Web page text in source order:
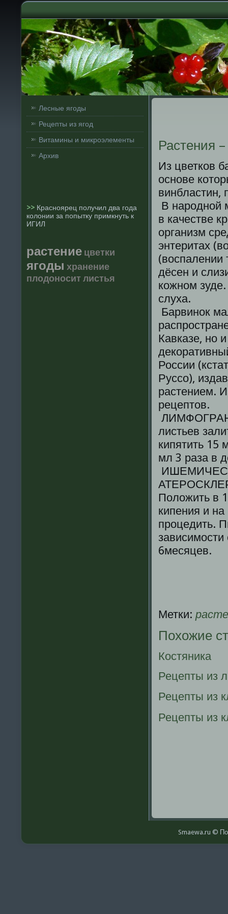
Лесные ягоды
Рецепты из ягод
Витамины и микроэлементы
Архив
>> Красноярец получил два года
колонии за попытку примкнуть к
ИГИЛ
растение цветки
ягоды хранение
плодоноситлистья
Растения
Из цветков
основе
винбластин,
В народной
в качестве
организм
энтеритах
(воспалении
дёсен и
кожном
слуха.
Барвинок
Кавказе, но
России
Руссо),
растением.
рецептов.
листьев
кипятить 15
мл 3 раза в
Положить в
кипения и на
процедить.
6месяцев.
Метки:
Похожие
Костяника
Рецепты из
Рецепты из
Рецепты из
Smaewa.ru ©